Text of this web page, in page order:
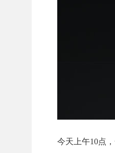
今天上午10点